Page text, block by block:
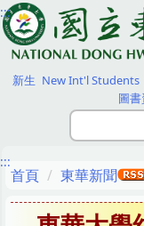
跳
到
主
要
內
:::
新生 New Int'l Students
圖
:::
首頁 東華新聞